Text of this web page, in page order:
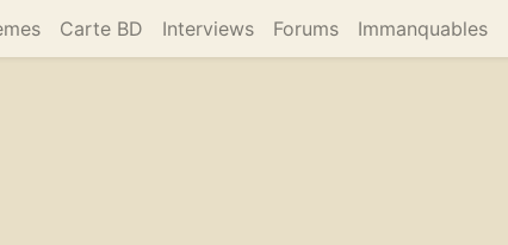
Carte BD Interviews Forums Immanquables